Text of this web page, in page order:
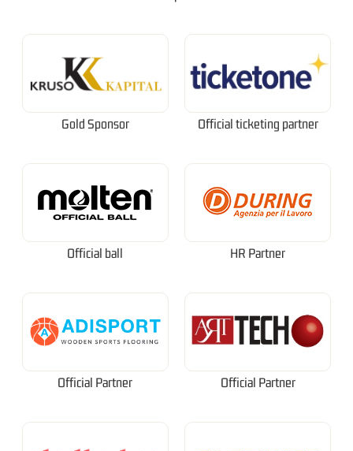
Gold Sponsor Official ticketing partner
Official ball HR Partner
Official Partner Official Partner